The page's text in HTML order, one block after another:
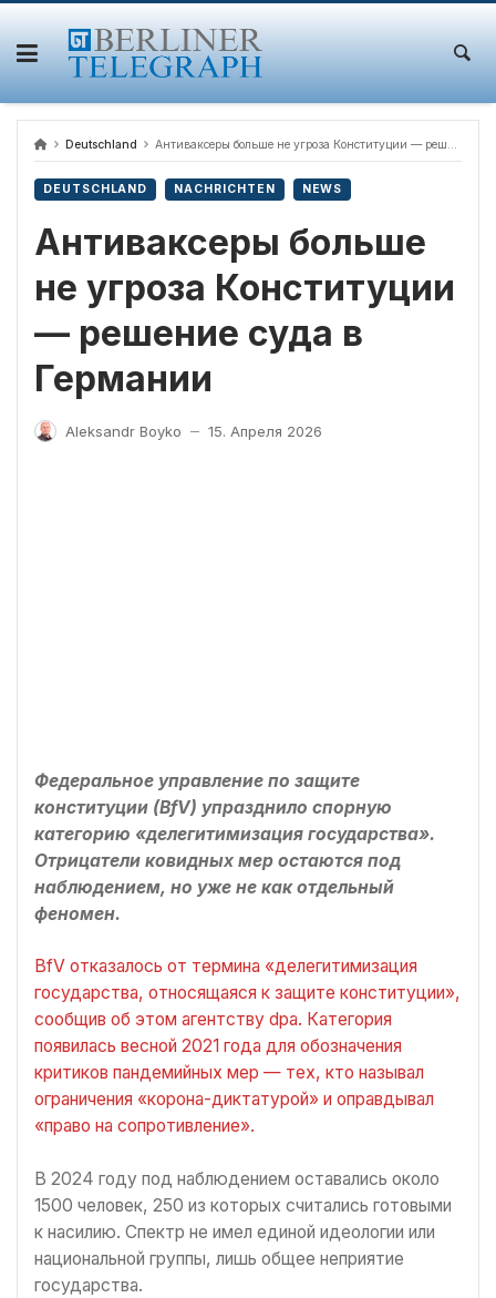
Skip
content
Deutschland Антиваксеры больше не угроза Конституции — решение суда в Германии
DEUTSCHLAND NACHRICHTEN NEWS
Антиваксеры больше
не угроза Конституции
— решение суда в
Германии
Aleksandr Boyko — 15. Апреля 2026
Федеральное управление по защите
конституции (BfV) упразднило спорную
категорию «делегитимизация государства».
Отрицатели ковидных мер остаются под
наблюдением, но уже не как отдельный
феномен.
BfV отказалось от термина «делегитимизация
государства, относящаяся к защите конституции»,
сообщив об этом агентству dpa. Категория
появилась весной 2021 года для обозначения
критиков пандемийных мер — тех, кто называл
ограничения «корона-диктатурой» и оправдывал
«право на сопротивление».
В 2024 году под наблюдением оставались около
1500 человек, 250 из которых считались готовыми
к насилию. Спектр не имел единой идеологии или
национальной группы, лишь общее неприятие
государства.